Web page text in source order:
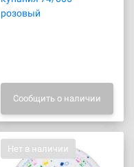
розовый
Сообщить о наличии
Нет в наличии